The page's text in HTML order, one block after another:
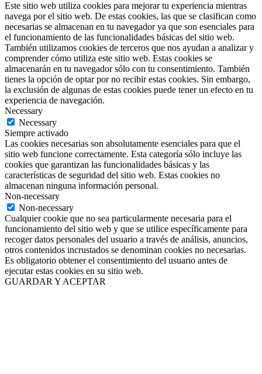
Este sitio web utiliza cookies para mejorar tu experiencia mientras
navega por el sitio web. De estas cookies, las que se clasifican como
necesarias se almacenan en tu navegador ya que son esenciales para
el funcionamiento de las funcionalidades básicas del sitio web.
También utilizamos cookies de terceros que nos ayudan a analizar y
comprender cómo utiliza este sitio web. Estas cookies se
almacenarán en tu navegador sólo con tu consentimiento. También
tienes la opción de optar por no recibir estas cookies. Sin embargo,
la exclusión de algunas de estas cookies puede tener un efecto en tu
experiencia de navegación.
Necessary
Necessary
Siempre activado
Las cookies necesarias son absolutamente esenciales para que el
sitio web funcione correctamente. Esta categoría sólo incluye las
cookies que garantizan las funcionalidades básicas y las
características de seguridad del sitio web. Estas cookies no
almacenan ninguna información personal.
Non-necessary
Non-necessary
Cualquier cookie que no sea particularmente necesaria para el
funcionamiento del sitio web y que se utilice específicamente para
recoger datos personales del usuario a través de análisis, anuncios,
otros contenidos incrustados se denominan cookies no necesarias.
Es obligatorio obtener el consentimiento del usuario antes de
ejecutar estas cookies en su sitio web.
GUARDAR Y ACEPTAR